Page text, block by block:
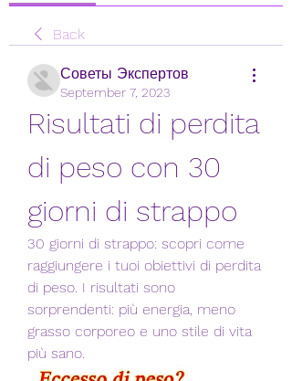
Back
Советы Экспертов
September 7, 2023
Risultati di perdita
di peso con 30
giorni di strappo
30 giorni di strappo: scopri come
raggiungere i tuoi obiettivi di perdita
di peso. I risultati sono
sorprendenti: più energia, meno
grasso corporeo e uno stile di vita
più sano.